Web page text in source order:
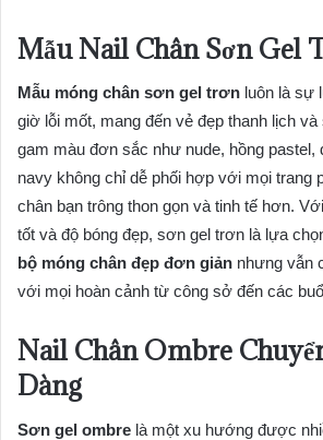
Mẫu Nail Chân Sơn Gel
Mẫu móng chân sơn gel trơn luôn là sự
giờ lỗi mốt, mang đến vẻ đẹp thanh lịch
gam màu đơn sắc như nude, hồng pastel,
navy không chỉ dễ phối hợp với mọi trang
chân bạn trông thon gọn và tinh tế hơn.
tốt và độ bóng đẹp, sơn gel trơn là lựa
bộ móng chân đẹp đơn giản nhưng vẫn
với mọi hoàn cảnh từ công sở đến các
Nail Chân Ombre
Dàng
Sơn gel ombre là một xu hướng được